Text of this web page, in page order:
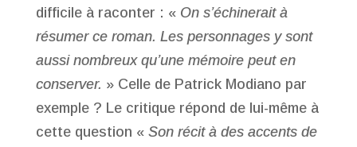
difficile à raconter : « On s’échinerait à
résumer ce roman. Les personnages y sont
aussi nombreux qu’une mémoire peut en
conserver. » Celle de Patrick Modiano par
exemple ? Le critique répond de lui-même à
cette question « Son récit à des accents de